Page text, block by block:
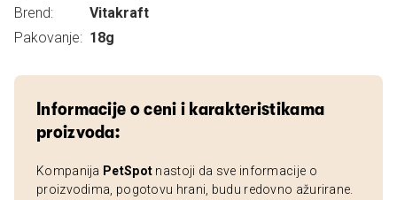
Brend:
Vitakraft
Pakovanje: 18g
Informacije o ceni i karakteristikama
proizvoda:
Kompanija PetSpot nastoji da sve informacije o
proizvodima, pogotovu hrani, budu redovno ažurirane.